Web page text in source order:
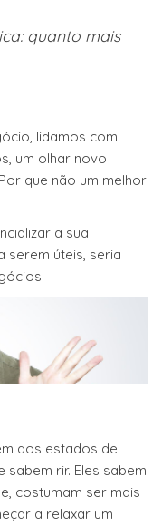
quanto mais
lidamos com
um olhar novo
que não um melhor
a sua
serem úteis, seria
aos estados de
rir. Eles sabem
costumam ser mais
a relaxar um